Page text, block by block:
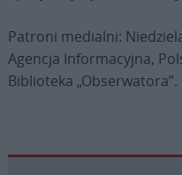
Patroni medialni:
Agencja Informacyjna,
Biblioteka „Obserwatora”.